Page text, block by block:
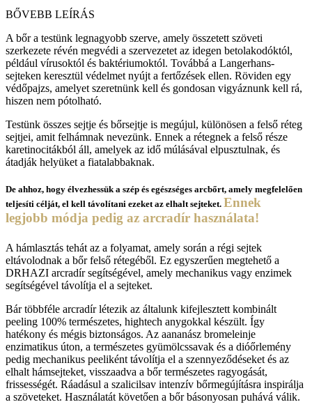
BŐVEBB LEÍRÁS
A bőr a testünk legnagyobb szerve, amely összetett szöveti
szerkezete révén megvédi a szervezetet az idegen betolakodóktól,
például vírusoktól és baktériumoktól. Továbbá a Langerhans-
sejteken keresztül védelmet nyújt a fertőzések ellen. Röviden egy
védőpajzs, amelyet szeretnünk kell és gondosan vigyáznunk kell rá,
hiszen nem pótolható.
Testünk összes sejtje és bőrsejtje is megújul, különösen a felső réteg
sejtjei, amit felhámnak nevezünk. Ennek a rétegnek a felső része
karetinocitákból áll, amelyek az idő múlásával elpusztulnak, és
átadják helyüket a fiatalabbaknak.
De ahhoz, hogy élvezhessük a szép és egészséges arcbőrt, amely megfelelően
teljesíti célját, el kell távolítani ezeket az elhalt sejteket. Ennek
legjobb módja pedig az arcradír használata!
A hámlasztás tehát az a folyamat, amely során a régi sejtek
eltávolodnak a bőr felső rétegéből. Ez egyszerűen megtehető a
DRHAZI arcradír segítségével, amely mechanikus vagy enzimek
segítségével távolítja el a sejteket.
Bár többféle arcradír létezik az általunk kifejlesztett kombinált
peeling 100% természetes, hightech anygokkal készült. Így
hatékony és mégis biztonságos. Az aananász bromeleinje
enzimatikus úton, a természetes gyümölcssavak és a dióőrlemény
pedig mechanikus peeliként távolítja el a szennyeződéseket és az
elhalt hámsejteket, visszaadva a bőr természetes ragyogását,
frissességét. Ráadásul a szalicilsav intenzív bőrmegújításra inspirálja
a szöveteket. Használatát követően a bőr básonyosan puhává válik.